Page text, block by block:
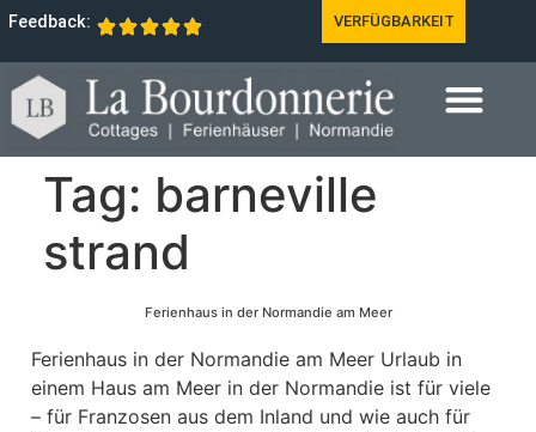
Feedback: VERFÜGBARKEIT
Tag: barneville
strand
Ferienhaus in der Normandie am Meer
Ferienhaus in der Normandie am Meer Urlaub in
einem Haus am Meer in der Normandie ist für viele
– für Franzosen aus dem Inland und wie auch für